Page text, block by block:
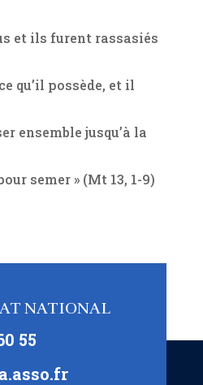
et ils furent rassasiés
qu’il possède, et il
ensemble jusqu’à la
semer » (Mt 13, 1-9)
NATIONAL
55